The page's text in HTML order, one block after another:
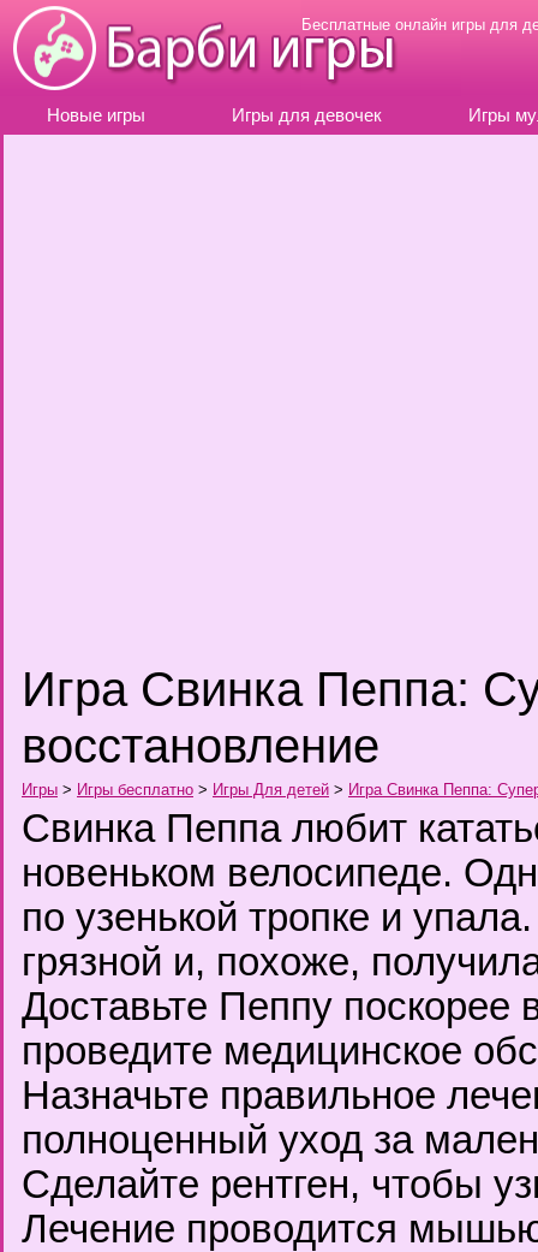
Бесплатные онлайн игры для
Новые игры Игры для девочек Игры
Игра Свинка Пеппа:
восстановление
Игры > Игры бесплатно > Игры Для детей > Игра Свинка Пеппа:
Свинка Пеппа любит
новеньком велосипеде.
по узенькой тропке и
грязной и, похоже,
Доставьте Пеппу поскорее
проведите медицинское
Назначьте правильное
полноценный уход за
Сделайте рентген, чтобы
Лечение проводится